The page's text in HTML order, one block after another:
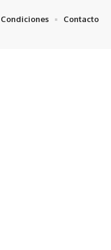
Condiciones Contacto